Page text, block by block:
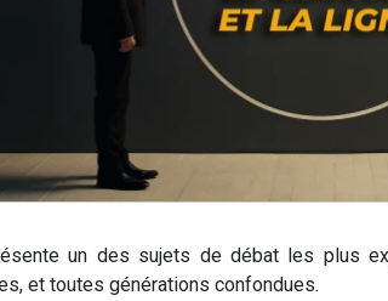
un des sujets de débat les plus
et toutes générations confondues.